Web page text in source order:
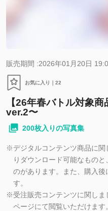
販売期間 :2026年01月20日
お気に入り｜ 22
【26年春バトル対象
ver.2〜
200枚入りの写真集
※デジタルコンテンツ商品に
りダウンロード可能なもの
のがあります。また、購入
す。
※受注販売コンテンツに関し
ページにて閲覧いただけます。